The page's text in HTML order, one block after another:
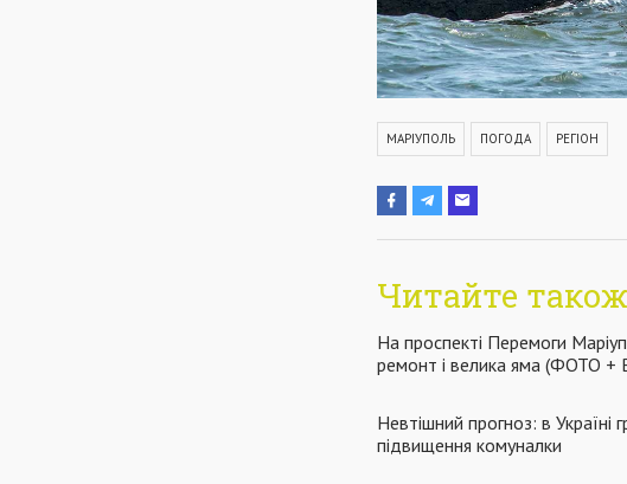
МАРІУПОЛЬ ПОГОДА РЕГІОН
Читайте
На проспекті Перемоги
ремонт і велика яма (ФОТО +
Невтішний прогноз: в Україні
підвищення комуналки